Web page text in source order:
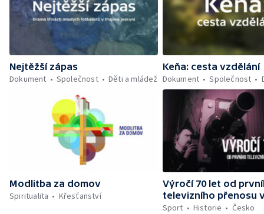
Nejtěžší zápas
Dokument
Společnost Děti a mládež
Keňa: cesta vzdělání
Dokument
Společnost
Modlitba za domov
Spiritualita
Křesťanství
Výročí 70 let od
televizního přenosu v
Sport
Historie Česko